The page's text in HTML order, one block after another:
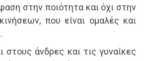
στην ποιότητα και όχι στην
που είναι ομαλές και
στους άνδρες και τις γυναίκες